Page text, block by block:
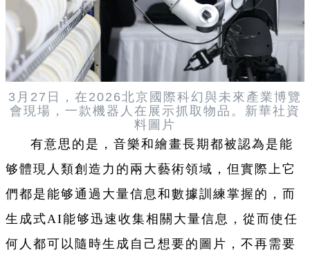
3月27日，在2026北京國際科幻與未來產業博覽
會現場，一款機器人在展示抓取物品。新華社資
料圖片
有意思的是，音樂和繪畫長期都被認為是能
够體現人類創造力的兩大藝術領域，但實際上它
們都是能够通過大量信息和數據訓練掌握的，而
生成式AI能够迅速收集相關大量信息，從而使任
何人都可以隨時生成自己想要的圖片，不再需要